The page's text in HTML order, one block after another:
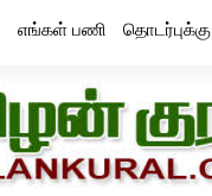
எங்கள் பணி தொடர்புக்கு